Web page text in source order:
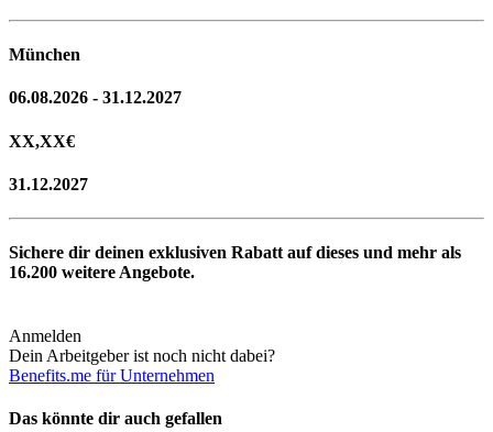
München
06.08.2026 - 31.12.2027
XX,XX€
31.12.2027
Sichere dir deinen exklusiven Rabatt auf dieses und mehr als
16.200 weitere Angebote.
Anmelden
Dein Arbeitgeber ist noch nicht dabei?
Benefits.me für Unternehmen
Das könnte dir auch gefallen